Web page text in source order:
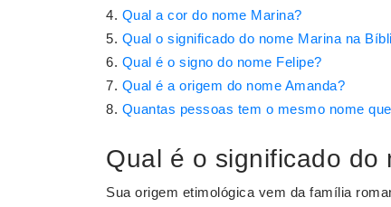
Qual a cor do nome Marina?
Qual o significado do nome Marina na
Qual é o signo do nome Felipe?
Qual é a origem do nome Amanda?
Quantas pessoas tem o mesmo nome
Qual é o significado do
Sua origem etimológica vem da família